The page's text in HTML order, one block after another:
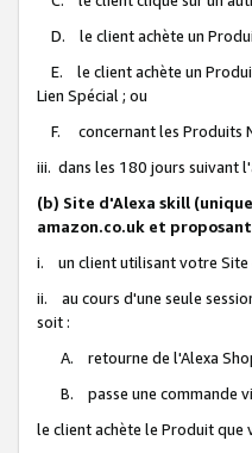
D. le client achète un
E. le client achète un
Lien Spécial ; ou
F. concernant les Produits
iii. dans les 180 jours suivant
(b) Site d'Alexa skill
amazon.co.uk et
i. un client utilisant votre Site
ii. au cours d'une seule
soit :
A. retourne de l'Alexa
B. passe une commande
le client achète le Produit que